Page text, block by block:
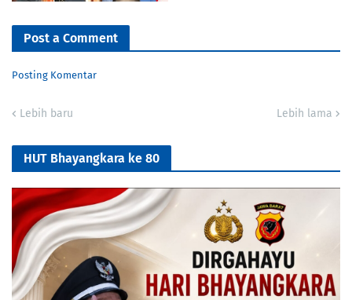
Post a Comment
Posting Komentar
Lebih baru Lebih lama
HUT Bhayangkara ke 80